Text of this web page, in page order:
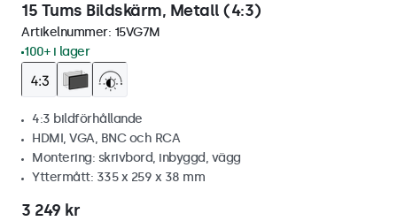
15 Tums Bildskärm, Metall (4:3)
Artikelnummer: 15VG7M
100+ i lager
4:3 bildförhållande
HDMI, VGA, BNC och RCA
Montering: skrivbord, inbyggd, vägg
Yttermått: 335 x 259 x 38 mm
3 249 kr